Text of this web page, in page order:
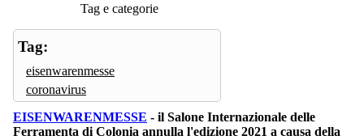
Tag e categorie
Tag:
eisenwarenmesse
coronavirus
EISENWARENMESSE - il Salone Internazionale delle
Ferramenta di Colonia annulla l'edizione 2021 a causa della